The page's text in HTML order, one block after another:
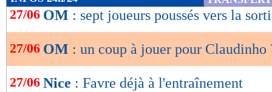
de
OK
27/06 OM : sept joueurs poussés vers la
27/06 OM : un coup à jouer pour Claudinho
27/06 Nice : Favre déjà à l'entraînement